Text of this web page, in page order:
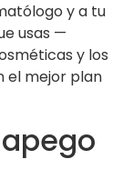
y a tu
usas —
y los
el mejor plan